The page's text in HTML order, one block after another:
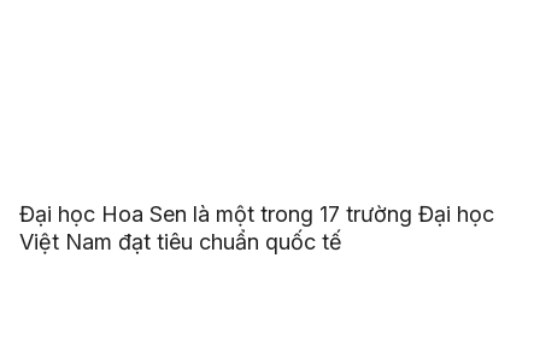
Đại học Hoa Sen là một trong 17 trường Đại học
Việt Nam đạt tiêu chuẩn quốc tế